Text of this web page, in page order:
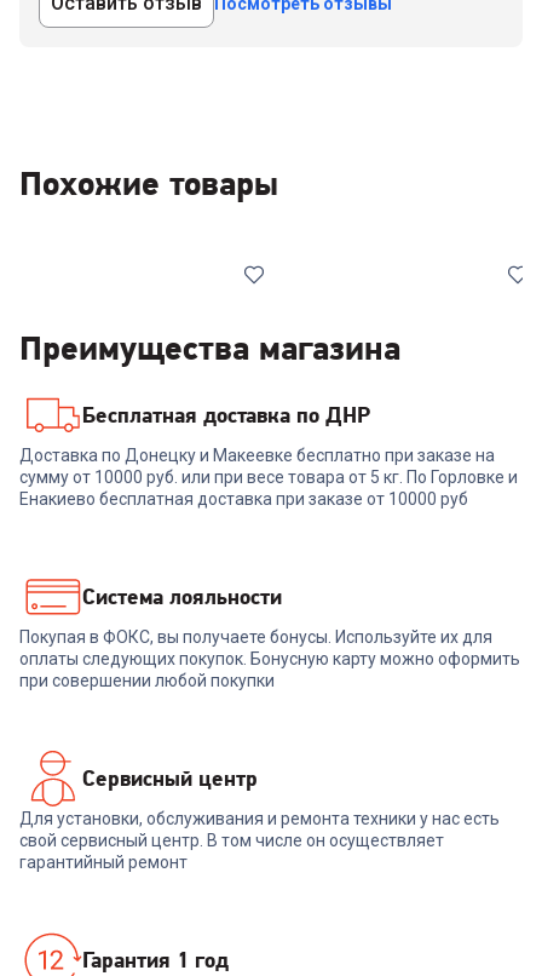
Похожие товары
Гриль RED SOLUTION
SteakPRO G807D
6 999₽
В корзину
Электрогриль KITFORT
КТ-1652
В корзину
Преимущества магазина
Бесплатная доставка по ДНР
Доставка по Донецку и Макеевке бесплатно при заказе на
сумму от 10000 руб. или при весе товара от 5 кг. По Горловке и
Енакиево бесплатная доставка при заказе от 10000 руб
Система лояльности
Покупая в ФОКС, вы получаете бонусы. Используйте их для
оплаты следующих покупок. Бонусную карту можно оформить
при совершении любой покупки
Сервисный центр
Для установки, обслуживания и ремонта техники у нас есть
свой сервисный центр. В том числе он осуществляет
гарантийный ремонт
Гарантия 1 год